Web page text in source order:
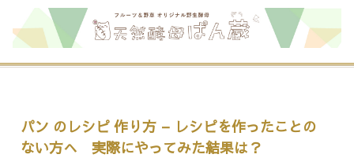
パン のレシピ 作り方 – レシピを作ったことの
ない方へ 実際にやってみた結果は？